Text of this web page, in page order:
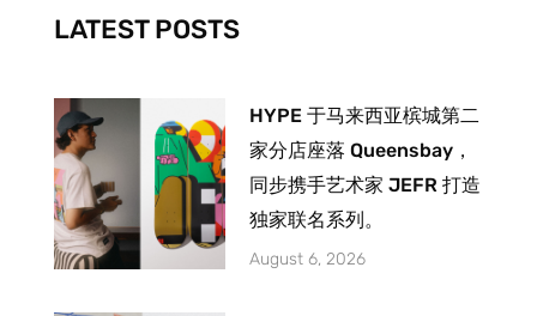
-
f
m
LATEST POSTS
HYPE 于马来西亚槟城第二
家分店座落 Queensbay，
同步携手艺术家 JEFR 打造
独家联名系列。
August 6, 2026